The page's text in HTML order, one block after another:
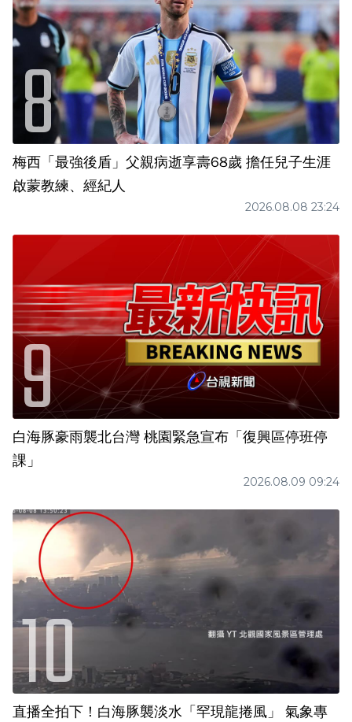
梅西「最強後盾」父親病逝享壽68歲 擔任兒子生涯
啟蒙教練、經紀人
2026.08.08 23:24
白海豚豪雨襲北台灣 桃園緊急宣布「復興區停班停
課」
2026.08.09 09:24
直播全拍下！白海豚襲淡水「罕現龍捲風」 氣象專